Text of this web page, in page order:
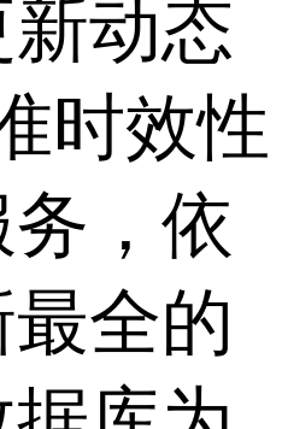
动态
时效性
，依
全的